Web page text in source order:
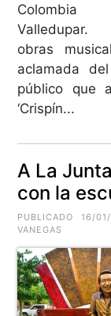
obras
aclamada
público que
‘Crispín...
A La
con la
PUBLICADO 16/
VANEGAS